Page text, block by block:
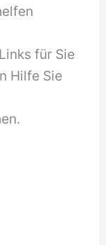
für Sie
Hilfe Sie